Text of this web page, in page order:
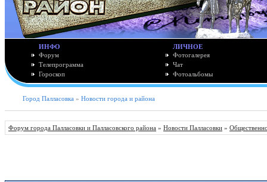
ИНФО
Форум
Телепрограмма
Гороскоп
ЛИЧНОЕ
Фотогалерея
Чат
Фотоальбомы
Город Палласовка » Новости города и района
Форум города Палласовки и Палласовского района » Новости Палласовки »